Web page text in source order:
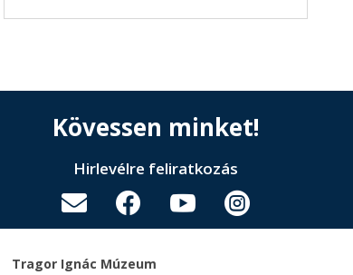
Kövessen minket!
Hirlevélre feliratkozás
   
Tragor Ignác Múzeum